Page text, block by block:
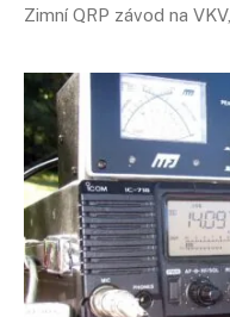
Zimní QRP závod na